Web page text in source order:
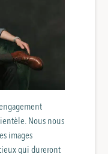
Nous nous
images
qui dureront